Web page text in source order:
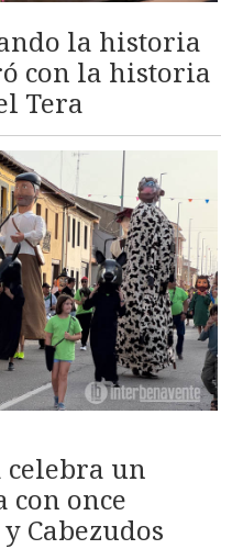
la historia
con la historia
Tera
celebra un
con once
Cabezudos